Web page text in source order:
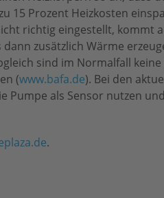
15 Prozent Heizkosten
richtig eingestellt, kommt
zusätzlich Wärme
sind im Normalfall keine
(www.bafa.de). Bei den
Pumpe als Sensor nutzen
.